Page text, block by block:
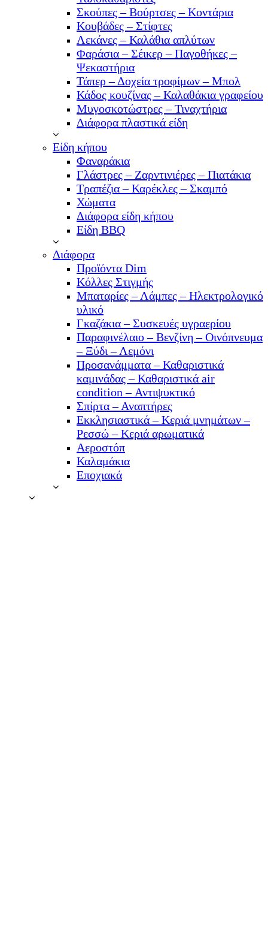
Σκούπες – Βούρτσες – Κοντάρια
Κουβάδες – Στίφτες
Λεκάνες – Καλάθια απλύτων
Φαράσια – Σέικερ – Παγοθήκες –
Ψεκαστήρια
Τάπερ – Δοχεία τροφίμων – Μπολ
Κάδος κουζίνας – Καλαθάκια γραφείου
Μυγοσκοτώστρες – Τιναχτήρια
Διάφορα πλαστικά είδη
Είδη κήπου
Φαναράκια
Γλάστρες – Ζαρντινιέρες – Πιατάκια
Τραπέζια – Καρέκλες – Σκαμπό
Χώματα
Διάφορα είδη κήπου
Είδη BBQ
Διάφορα
Προϊόντα Dim
Κόλλες Στιγμής
Μπαταρίες – Λάμπες – Ηλεκτρολογικό
υλικό
Γκαζάκια – Συσκευές υγραερίου
Παραφινέλαιο – Βενζίνη – Οινόπνευμα
– Ξύδι – Λεμόνι
Προσανάμματα – Καθαριστικά
καμινάδας – Καθαριστικά air
condition – Αντιψυκτικό
Σπίρτα – Αναπτήρες
Εκκλησιαστικά – Κεριά μνημάτων –
Ρεσσώ – Κεριά αρωματικά
Αεροστόπ
Καλαμάκια
Εποχιακά